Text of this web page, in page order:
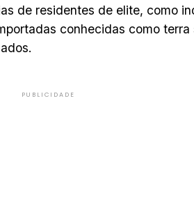
de residentes de elite, como
conhecidas como terra
PUBLICIDADE